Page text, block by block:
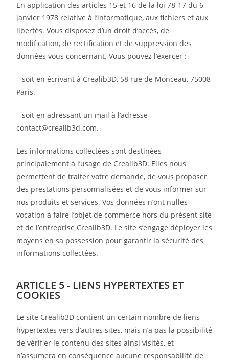
En application des articles 15 et 16 de la loi 78-17 du 6
janvier 1978 relative à l’informatique, aux fichiers et aux
libertés. Vous disposez d’un droit d’accès, de
modification, de rectification et de suppression des
données vous concernant. Vous pouvez l’exercer :
– soit en écrivant à Crealib3D, 58 rue de Monceau, 75008
Paris.
– soit en adressant un mail à l’adresse
contact@crealib3d.com.
Les informations collectées sont destinées
principalement à l’usage de Crealib3D. Elles nous
permettent de traiter votre demande, de vous proposer
des prestations personnalisées et de vous informer sur
nos produits et services. Vos données n’ont nulles
vocation à faire l’objet de commerce hors du présent site
et de l’entreprise Crealib3D. Le site s’engage déployer les
moyens en sa possession pour garantir la sécurité des
informations collectées.
ARTICLE 5 - LIENS HYPERTEXTES ET
COOKIES
Le site Crealib3D contient un certain nombre de liens
hypertextes vers d’autres sites, mais n’a pas la possibilité
de vérifier le contenu des sites ainsi visités, et
n’assumera en conséquence aucune responsabilité de